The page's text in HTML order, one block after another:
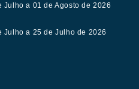
Julho a 01 de Agosto de 2026
Julho a 25 de Julho de 2026